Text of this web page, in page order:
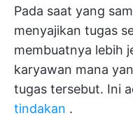
Pada saat yang
menyajikan tugas
membuatnya lebih
karyawan mana
tugas tersebut. Ini
tindakan .